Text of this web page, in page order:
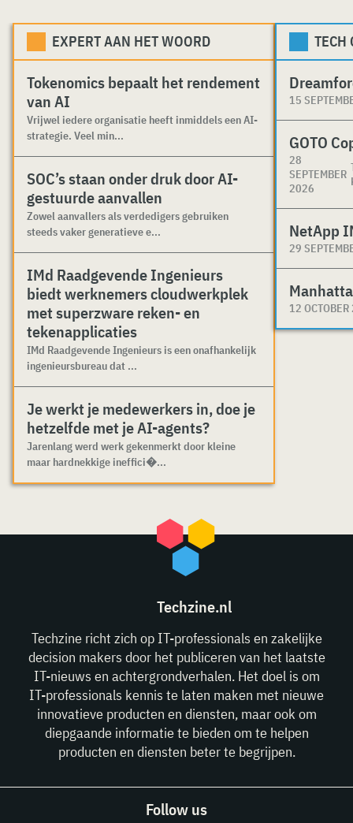
EXPERT AAN HET WOORD
Tokenomics bepaalt het rendement
van AI
Vrijwel iedere organisatie heeft inmiddels een AI-
strategie. Veel min...
SOC’s staan onder druk door AI-
gestuurde aanvallen
Zowel aanvallers als verdedigers gebruiken
steeds vaker generatieve e...
IMd Raadgevende Ingenieurs
biedt werknemers cloudwerkplek
met superzware reken- en
tekenapplicaties
IMd Raadgevende Ingenieurs is een onafhankelijk
ingenieursbureau dat ...
Je werkt je medewerkers in, doe je
hetzelfde met je AI-agents?
Jarenlang werd werk gekenmerkt door kleine
maar hardnekkige ineffici�...
TECH
15
GOTO
28
SEPTEMBER
2026
NetApp
29
12
Techzine.nl
Techzine richt zich op IT-professionals en zakelijke
decision makers door het publiceren van het laatste
IT-nieuws en achtergrondverhalen. Het doel is om
IT-professionals kennis te laten maken met nieuwe
innovatieve producten en diensten, maar ook om
diepgaande informatie te bieden om te helpen
producten en diensten beter te begrijpen.
Follow us